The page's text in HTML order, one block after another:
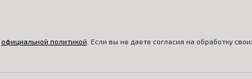
официальной политикой . Если вы не даете согласия на обработку